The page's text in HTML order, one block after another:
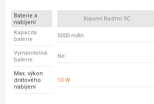
Baterie a
nabíjení
Xiaomi Redmi 9C
Kapacita
baterie
5000 mAh
Vyměnitelná
baterie
Ne
Max. výkon
drátového
nabíjení
10 W